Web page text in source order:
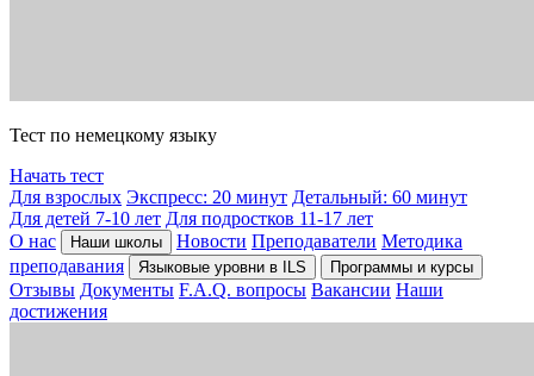
Тест по немецкому языку
Начать тест
Для взрослых Экспресс: 20 минут Детальный: 60 минут
Для детей 7-10 лет Для подростков 11-17 лет
О нас
Наши школы Новости Преподаватели Методика
преподавания
Языковые уровни в ILS Программы и курсы
Отзывы Документы F.A.Q. вопросы Вакансии Наши
достижения